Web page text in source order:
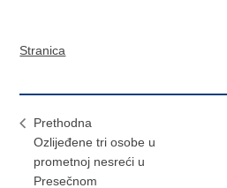
Stranica
Prethodna
Ozlijeđene tri osobe u
prometnoj nesreći u
Presečnom